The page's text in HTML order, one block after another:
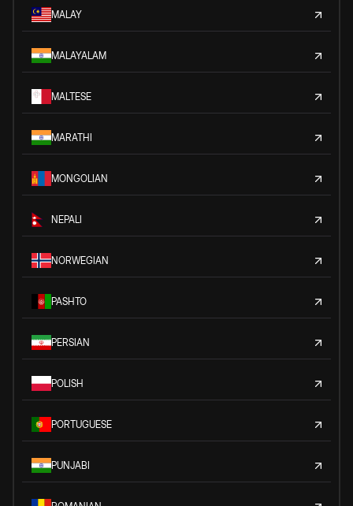
MALAY
MALAYALAM
MALTESE
MARATHI
MONGOLIAN
NEPALI
NORWEGIAN
PASHTO
PERSIAN
POLISH
PORTUGUESE
PUNJABI